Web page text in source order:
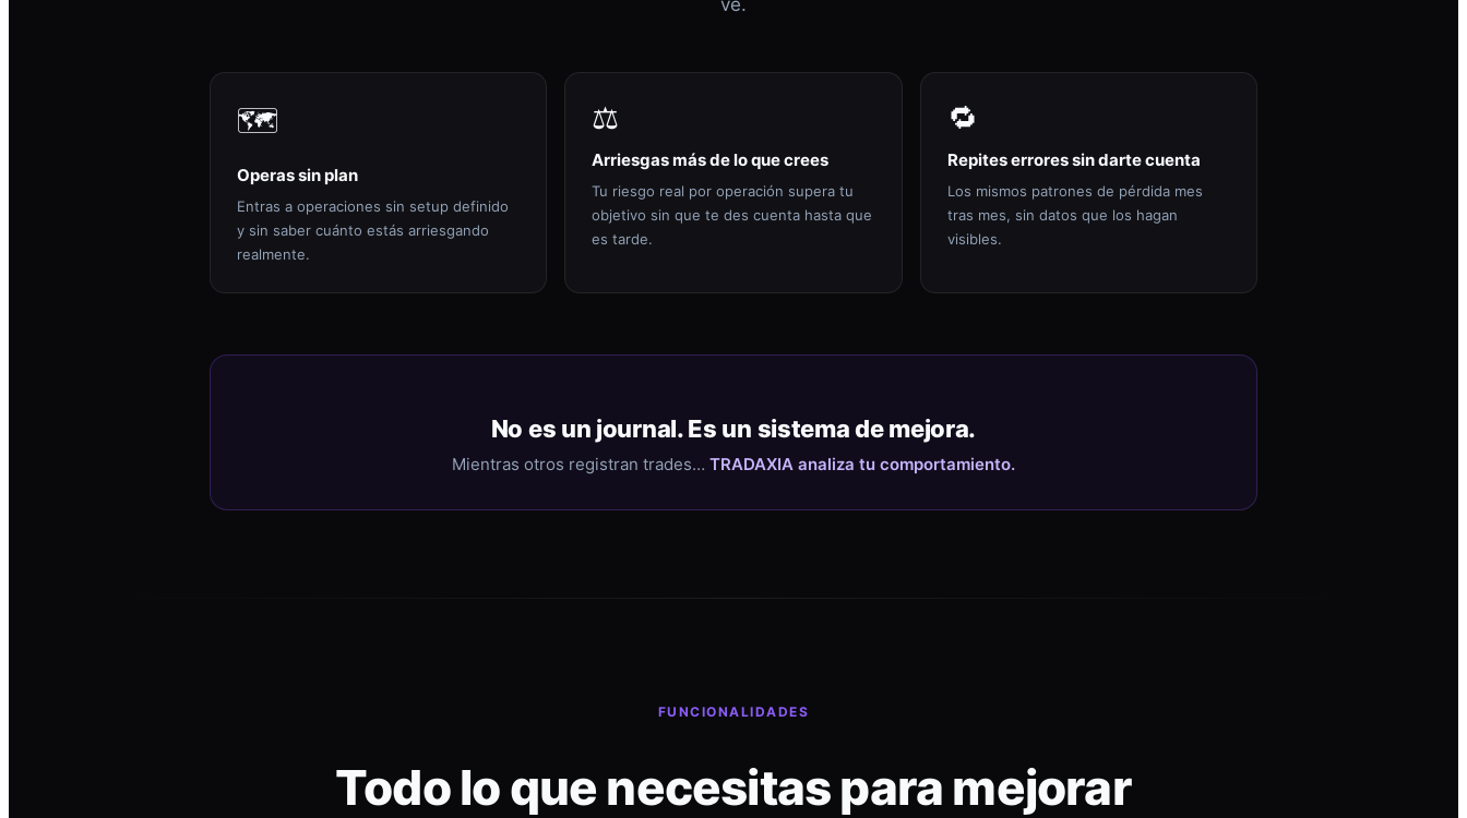
ve.
🗺️
Operas sin plan
Entras a operaciones sin setup definido
y sin saber cuánto estás arriesgando
realmente.
⚖️
Arriesgas más de lo que crees
Tu riesgo real por operación supera tu
objetivo sin que te des cuenta hasta que
es tarde.
🔁
Repites errores sin darte cuenta
Los mismos patrones de pérdida mes
tras mes, sin datos que los hagan
visibles.
No es un journal. Es un sistema de mejora.
Mientras otros registran trades… TRADAXIA analiza tu comportamiento.
FUNCIONALIDADES
Todo lo que necesitas para mejorar